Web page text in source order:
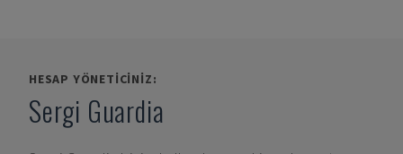
HESAP YÖNETICINIZ:
Sergi Guardia